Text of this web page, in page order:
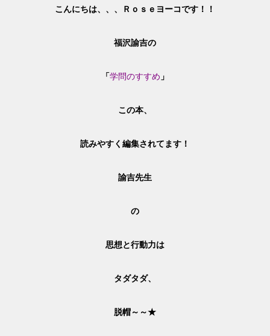
こんにちは、、、Ｒｏｓｅヨーコです！！
福沢諭吉の
「学問のすすめ 」
この本、
読みやすく編集されてます！
諭吉先生
の
思想と行動力は
タダタダ、
脱帽～～★